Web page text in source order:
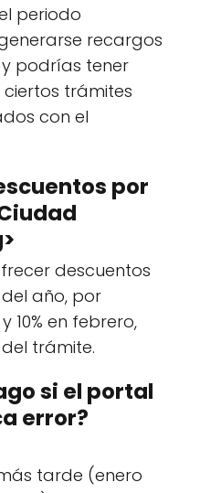
periodo
recargos
podrías tener
trámites
con el
por
descuentos
año, por
10% en febrero,
trámite.
si el portal
error?
tarde (enero